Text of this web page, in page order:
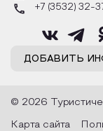
его называют в
страны и как
ДОБАВИТЬ
+7 (3532) 32-
© 2026
Карта сайта